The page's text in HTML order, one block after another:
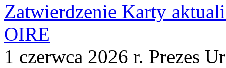
Zatwierdzenie Karty
OIRE
1 czerwca 2026 r. Prezes